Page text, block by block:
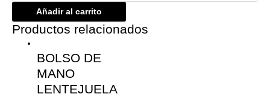
Añadir al carrito
Productos relacionados
BOLSO DE
MANO
LENTEJUELA